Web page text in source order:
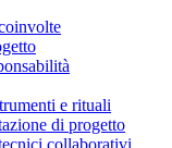
e rituali
di progetto
collaborativi